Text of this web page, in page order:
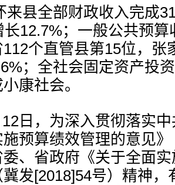
来县全部财政收入完成
长12.7%；一般公共预算
个直管县第15位，张
；全社会固定资产投
康社会。
日，为深入贯彻落实
施预算绩效管理的意见
、省政府《关于全面
发[2018]54号）精神，